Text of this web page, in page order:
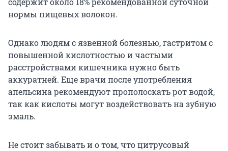
нормы пищевых волокон.
Однако людям с язвенной болезнью, гастритом с
повышенной кислотностью и частыми
расстройствами кишечника нужно быть
аккуратней. Еще врачи после употребления
апельсина рекомендуют прополоскать рот водой,
так как кислоты могут воздействовать на зубную
эмаль.
Не стоит забывать и о том, что цитрусовый